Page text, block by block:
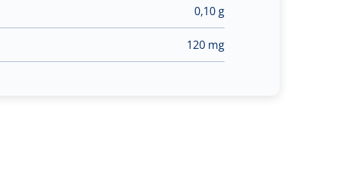
0,10 g
120 mg